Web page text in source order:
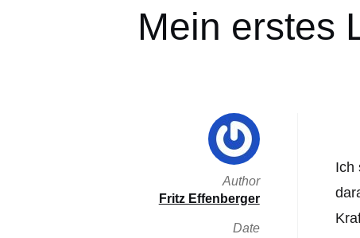
Mein erstes
Ich
Author
Fritz Effenberger
Date